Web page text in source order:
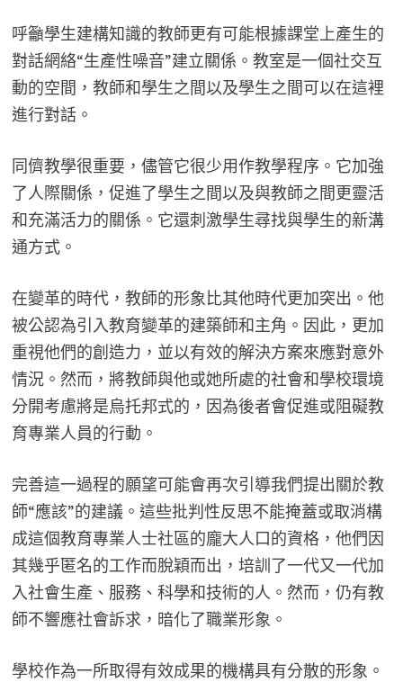
呼籲學生建構知識的教師更有可能根據課堂上產生的
對話網絡“生產性噪音”建立關係。教室是一個社交互
動的空間，教師和學生之間以及學生之間可以在這裡
進行對話。
同儕教學很重要，儘管它很少用作教學程序。它加強
了人際關係，促進了學生之間以及與教師之間更靈活
和充滿活力的關係。它還刺激學生尋找與學生的新溝
通方式。
在變革的時代，教師的形象比其他時代更加突出。他
被公認為引入教育變革的建築師和主角。因此，更加
重視他們的創造力，並以有效的解決方案來應對意外
情況。然而，將教師與他或她所處的社會和學校環境
分開考慮將是烏托邦式的，因為後者會促進或阻礙教
育專業人員的行動。
完善這一過程的願望可能會再次引導我們提出關於教
師“應該”的建議。這些批判性反思不能掩蓋或取消構
成這個教育專業人士社區的龐大人口的資格，他們因
其幾乎匿名的工作而脫穎而出，培訓了一代又一代加
入社會生產、服務、科學和技術的人。然而，仍有教
師不響應社會訴求，暗化了職業形象。
學校作為一所取得有效成果的機構具有分散的形象。